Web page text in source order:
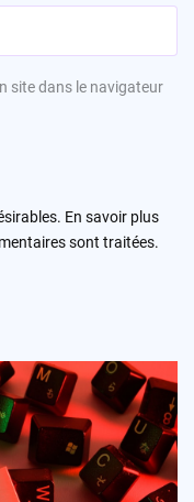
site dans le navigateur
En savoir plus
sont traitées.